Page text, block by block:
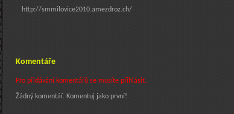
http://smmilovice2010.amezdroz.ch/
Komentáře
Pro přidávání komentářů se musíte přihlásit.
Žádný komentář. Komentuj jako první!